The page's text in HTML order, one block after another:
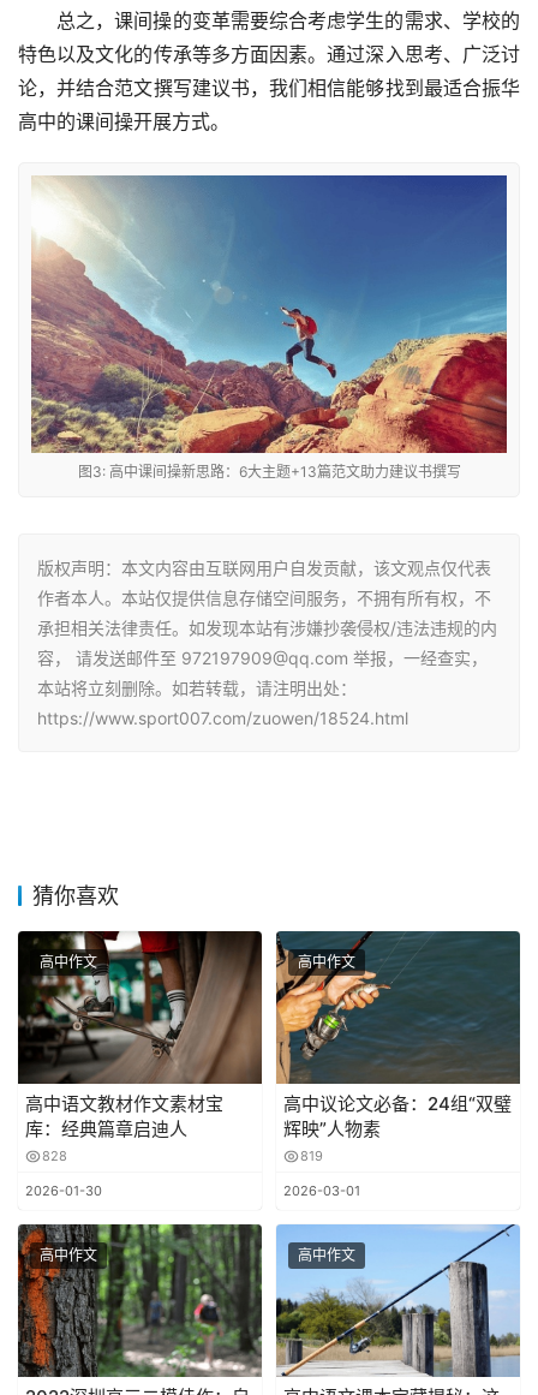
总之，课间操的变革需要综合考虑学生的需求、学校的
特色以及文化的传承等多方面因素。通过深入思考、广泛讨
论，并结合范文撰写建议书，我们相信能够找到最适合振华
高中的课间操开展方式。
图3: 高中课间操新思路：6大主题+13篇范文助力建议书撰写
版权声明：本文内容由互联网用户自发贡献，该文观点仅代表
作者本人。本站仅提供信息存储空间服务，不拥有所有权，不
承担相关法律责任。如发现本站有涉嫌抄袭侵权/违法违规的内
容， 请发送邮件至 972197909@qq.com 举报，一经查实，
本站将立刻删除。如若转载，请注明出处：
https://www.sport007.com/zuowen/18524.html
猜你喜欢
高中作文
高中语文教材作文素材宝
库：经典篇章启迪人
828
2026-01-30
高中作文
高中议论文必备：24组“双璧
辉映”人物素
819
2026-03-01
高中作文 高中作文